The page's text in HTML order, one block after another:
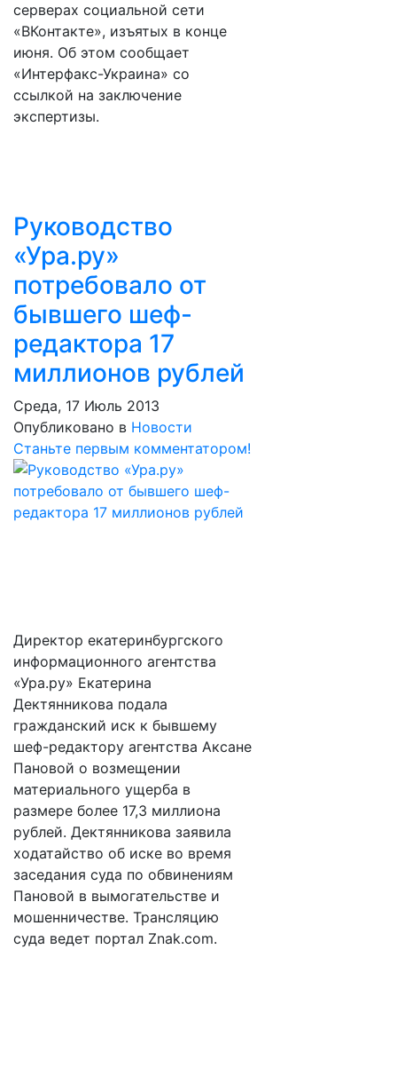
серверах социальной сети
«ВКонтакте», изъятых в конце
июня. Об этом сообщает
«Интерфакс-Украина» со
ссылкой на заключение
экспертизы.
Руководство
«Ура.ру»
потребовало от
бывшего шеф-
редактора 17
миллионов рублей
Среда, 17 Июль 2013
Опубликовано в Новости
Станьте первым комментатором!
Директор екатеринбургского
информационного агентства
«Ура.ру» Екатерина
Дектянникова подала
гражданский иск к бывшему
шеф-редактору агентства Аксане
Пановой о возмещении
материального ущерба в
размере более 17,3 миллиона
рублей. Дектянникова заявила
ходатайство об иске во время
заседания суда по обвинениям
Пановой в вымогательстве и
мошенничестве. Трансляцию
суда ведет портал Znak.com.